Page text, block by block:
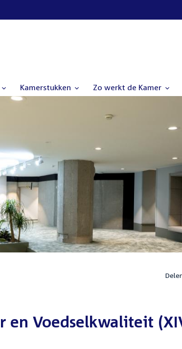
Kamerstukken Zo werkt de Kamer
en Voedselkwaliteit